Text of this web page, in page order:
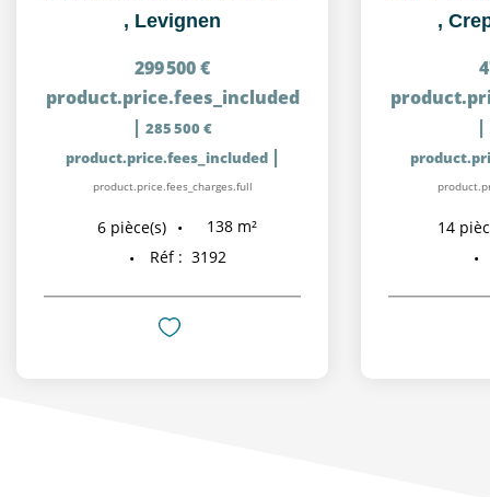
, Levignen
299 500 €
product.price.fees_included
| 285 500 €
product.price.fees_included |
product.price.fees_charges.full
6 pièce(s) 138 m²
Réf : 3192
,
|
14